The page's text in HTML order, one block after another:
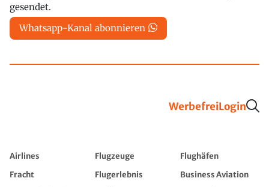
gesendet.
Whatsapp-Kanal abonnieren
WerbefreiLogin
Airlines Flugzeuge
Flughäfen
Fracht
Flugerlebnis
Business Aviation